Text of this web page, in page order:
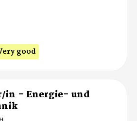
good
in - Energie- und